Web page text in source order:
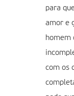
para
amor e
homem
com os